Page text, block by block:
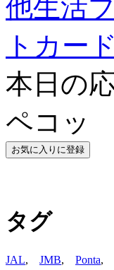
本日の
ペコッ
タグ
JAL, JMB, Ponta,